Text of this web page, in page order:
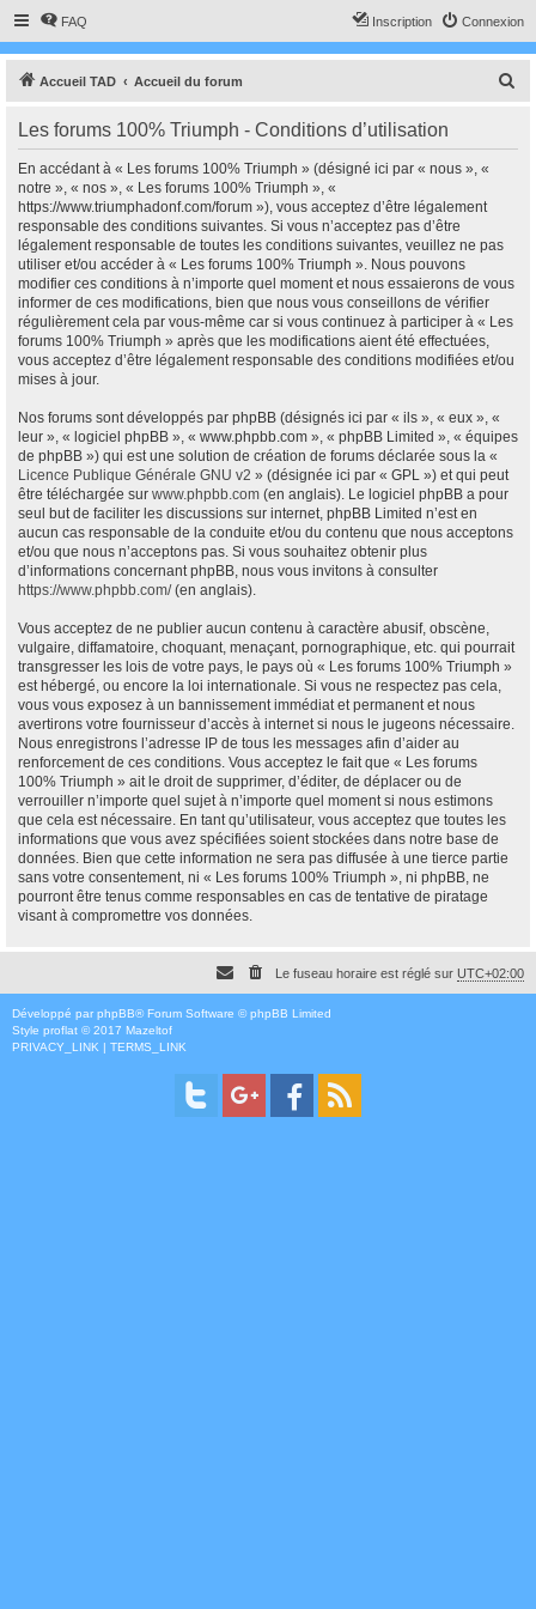
FAQ Connexion
Inscription
Accueil TAD Accueil du forum
Les forums 100% Triumph - Conditions d’utilisation
En accédant à « Les forums 100% Triumph » (désigné ici par « nous », «
notre », « nos », « Les forums 100% Triumph », «
https://www.triumphadonf.com/forum »), vous acceptez d’être légalement
responsable des conditions suivantes. Si vous n’acceptez pas d’être
légalement responsable de toutes les conditions suivantes, veuillez ne pas
utiliser et/ou accéder à « Les forums 100% Triumph ». Nous pouvons
modifier ces conditions à n’importe quel moment et nous essaierons de vous
informer de ces modifications, bien que nous vous conseillons de vérifier
régulièrement cela par vous-même car si vous continuez à participer à « Les
forums 100% Triumph » après que les modifications aient été effectuées,
vous acceptez d’être légalement responsable des conditions modifiées et/ou
mises à jour.
Nos forums sont développés par phpBB (désignés ici par « ils », « eux », «
leur », « logiciel phpBB », « www.phpbb.com », « phpBB Limited », « équipes
de phpBB ») qui est une solution de création de forums déclarée sous la «
Licence Publique Générale GNU v2 » (désignée ici par « GPL ») et qui peut
être téléchargée sur www.phpbb.com (en anglais). Le logiciel phpBB a pour
seul but de faciliter les discussions sur internet, phpBB Limited n’est en
aucun cas responsable de la conduite et/ou du contenu que nous acceptons
et/ou que nous n’acceptons pas. Si vous souhaitez obtenir plus
d’informations concernant phpBB, nous vous invitons à consulter
https://www.phpbb.com/(en anglais).
Vous acceptez de ne publier aucun contenu à caractère abusif, obscène,
vulgaire, diffamatoire, choquant, menaçant, pornographique, etc. qui pourrait
transgresser les lois de votre pays, le pays où « Les forums 100% Triumph »
est hébergé, ou encore la loi internationale. Si vous ne respectez pas cela,
vous vous exposez à un bannissement immédiat et permanent et nous
avertirons votre fournisseur d’accès à internet si nous le jugeons nécessaire.
Nous enregistrons l’adresse IP de tous les messages afin d’aider au
renforcement de ces conditions. Vous acceptez le fait que « Les forums
100% Triumph » ait le droit de supprimer, d’éditer, de déplacer ou de
verrouiller n’importe quel sujet à n’importe quel moment si nous estimons
que cela est nécessaire. En tant qu’utilisateur, vous acceptez que toutes les
informations que vous avez spécifiées soient stockées dans notre base de
données. Bien que cette information ne sera pas diffusée à une tierce partie
sans votre consentement, ni « Les forums 100% Triumph », ni phpBB, ne
pourront être tenus comme responsables en cas de tentative de piratage
visant à compromettre vos données.
Le fuseau horaire est réglé sur UTC+02:00
Développé par phpBB® Forum Software © phpBB Limited
Style proflat © 2017 Mazeltof
PRIVACY_LINK | TERMS_LINK